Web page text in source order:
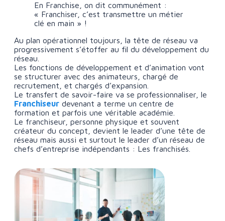
En Franchise, on dit communément :
« Franchiser, c’est transmettre un métier
clé en main » !
Au plan opérationnel toujours, la tête de réseau va
progressivement s’étoffer au fil du développement du
réseau.
Les fonctions de développement et d’animation vont
se structurer avec des animateurs, chargé de
recrutement, et chargés d’expansion.
Le transfert de savoir-faire va se professionnaliser, le
Franchiseur devenant a terme un centre de
formation et parfois une véritable académie.
Le franchiseur, personne physique et souvent
créateur du concept, devient le leader d’une tête de
réseau mais aussi et surtout le leader d’un réseau de
chefs d’entreprise indépendants : Les franchisés.